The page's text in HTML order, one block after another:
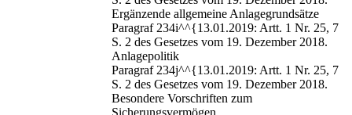
Ergänzende allgemeine Anlagegrundsätze
Paragraf 234i^^{13.01.2019: Artt. 1 Nr. 25, 7
S. 2 des Gesetzes vom 19. Dezember 2018.
Anlagepolitik
Paragraf 234j^^{13.01.2019: Artt. 1 Nr. 25, 7
S. 2 des Gesetzes vom 19. Dezember 2018.
Besondere Vorschriften zum
Sicherungsvermögen